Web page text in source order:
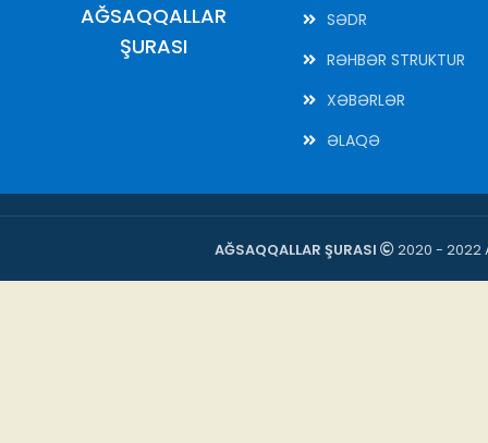
AĞSAQQALLAR
ŞURASI
SƏDR
RƏHBƏR STRUKTUR
XƏBƏRLƏR
ƏLAQƏ
AĞSAQQALLAR ŞURASI 2020 - 2022